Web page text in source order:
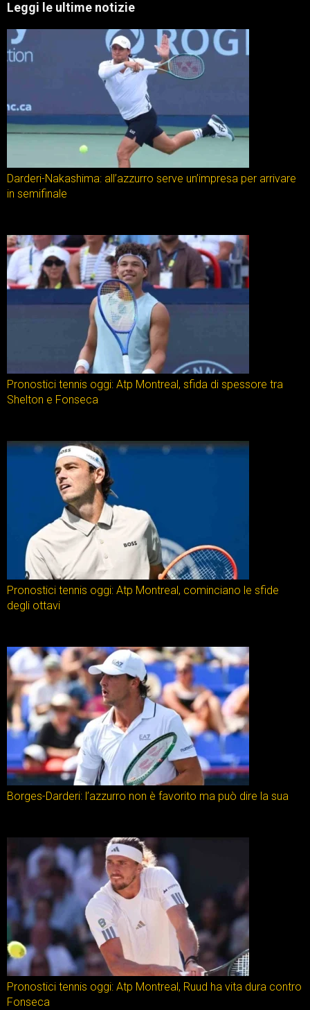
Leggi le ultime notizie
Darderi-Nakashima: all’azzurro serve un’impresa per arrivare
in semifinale
Pronostici tennis oggi: Atp Montreal, sfida di spessore tra
Shelton e Fonseca
Pronostici tennis oggi: Atp Montreal, cominciano le sfide
degli ottavi
Borges-Darderi: l’azzurro non è favorito ma può dire la sua
Pronostici tennis oggi: Atp Montreal, Ruud ha vita dura contro
Fonseca